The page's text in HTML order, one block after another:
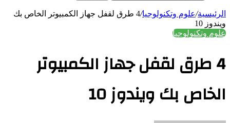
الرئيسية/علوم وتكنولوجيا/
4 طرق لقفل جهاز الكمبيوتر الخاص بك
ويندوز 10
علوم وتكنولوجيا
4 طرق لقفل جهاز الكمبيوتر
الخاص بك ويندوز 10